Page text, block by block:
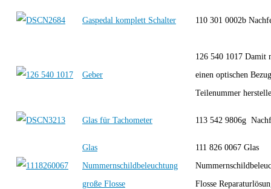
Gaspedal komplett Schalter 110 301 0002b
Geber
126 540 1017 Damit
einen optischen
Teilenummer
Glas für Tachometer 113 542 9806g
Glas
Nummernschildbeleuchtung
große Flosse
111 826 0067 Glas
Flosse